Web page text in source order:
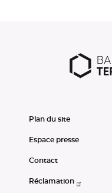
Plan du site
Espace presse
Contact
Réclamation